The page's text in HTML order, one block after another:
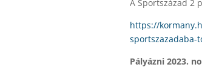
A Sportszázad 2
https://
sportszazadaba-
Pályázni 2023.